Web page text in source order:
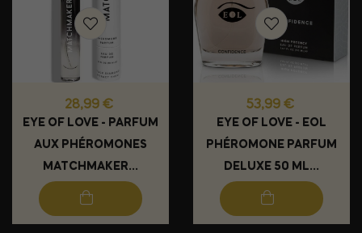
Prix
28,99 €
EYE OF LOVE - PARFUM
AUX PHÉROMONES
MATCHMAKER...
Prix
53,99 €
EYE OF LOVE - EOL
PHÉROMONE PARFUM
DELUXE 50 ML...